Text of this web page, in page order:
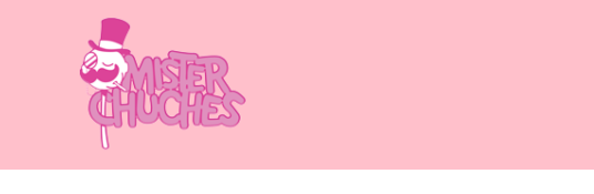
contenido